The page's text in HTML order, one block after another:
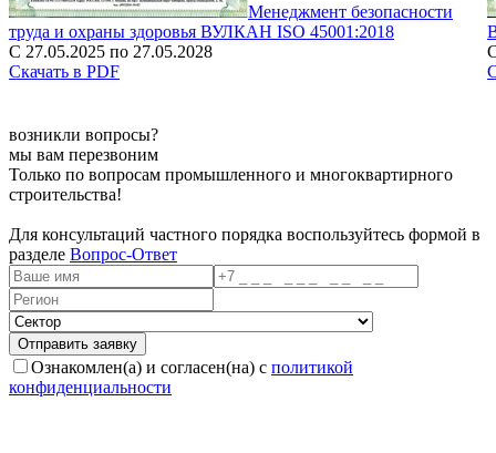
Менеджмент безопасности
труда и охраны здоровья ВУЛКАН ISO 45001:2018
С 27.05.2025 по 27.05.2028
Скачать в PDF
возникли вопросы?
мы вам перезвоним
Только по вопросам промышленного и многоквартирного
строительства!
Для консультаций частного порядка воспользуйтесь формой в
разделе Вопрос-Ответ
Ознакомлен(а) и согласен(на) с политикой
конфиденциальности